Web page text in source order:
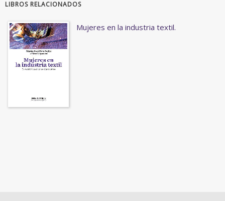
LIBROS RELACIONADOS
Mujeres en la industria textil.